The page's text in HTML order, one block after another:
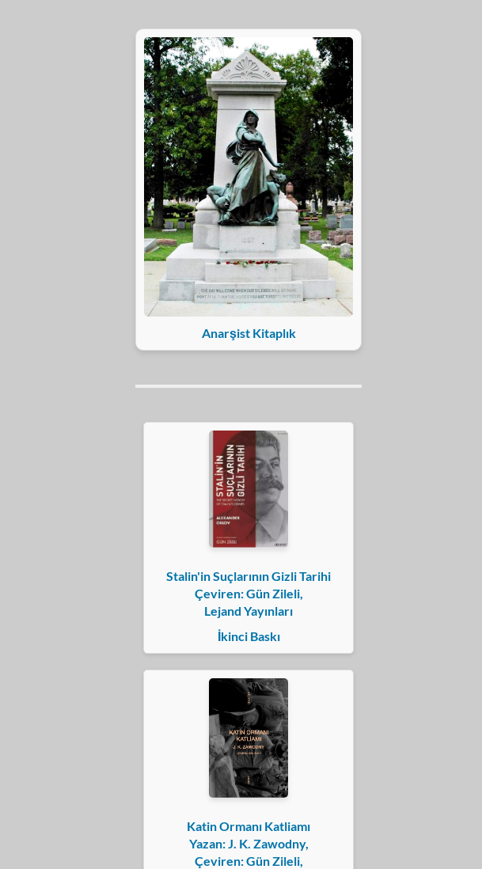
Anarşist Kitaplık
Stalin'in Suçlarının Gizli Tarihi
Çeviren: Gün Zileli,
Lejand Yayınları
İkinci Baskı
Katin Ormanı Katliamı
Yazan: J. K. Zawodny,
Çeviren: Gün Zileli,